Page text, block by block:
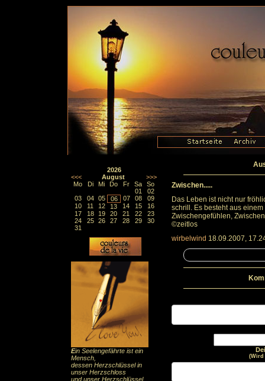
2026
<<<
August
>>>
Mo
Di Mi Do Fr Sa
So
01
02
03
04 05 06 07 08
09
10
11 12 13 14 15
16
17
18 19 20 21 22
23
24
25 26 27 28 29
30
31
Ein Seelengefährte ist ein
Mensch,
dessen Herzschlüssel in
unser Herzschloss
und unser Herzschlüssel
Zwischen.....
Das Leben ist nicht nur
schrill. Es besteht aus
Zwischengefühlen,
©zeitlos
wirbelwind 18.09.2007,
(Wird